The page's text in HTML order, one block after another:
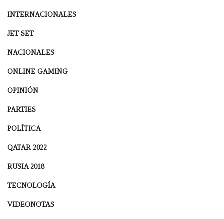
INTERNACIONALES
JET SET
NACIONALES
ONLINE GAMING
OPINIÓN
PARTIES
POLÍTICA
QATAR 2022
RUSIA 2018
TECNOLOGÍA
VIDEONOTAS